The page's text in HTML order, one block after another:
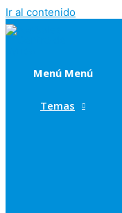
Ir al contenido
Menú Menú
Temas